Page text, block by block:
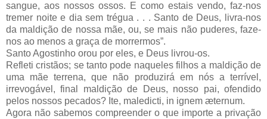
sangue, aos nossos ossos. E como estais vendo, faz-nos
tremer noite e dia sem trégua . . . Santo de Deus, livra-nos
da maldição de nossa mãe, ou, se mais não puderes, faze-
nos ao menos a graça de morrermos”.
Santo Agostinho orou por eles, e Deus livrou-os.
Refleti cristãos; se tanto pode naqueles filhos a maldição de
uma mãe terrena, que não produzirá em nós a terrível,
irrevogável, final maldição de Deus, nosso pai, ofendido
pelos nossos pecados? Ite, maledicti, in ignem æternum.
Agora não sabemos compreender o que importe a privação